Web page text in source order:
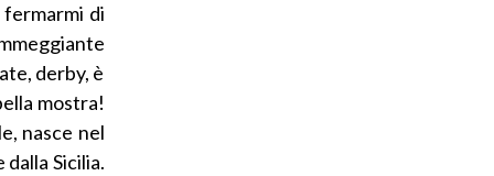
fermarmi di
derby, è
mostra!
nasce nel
Sicilia.